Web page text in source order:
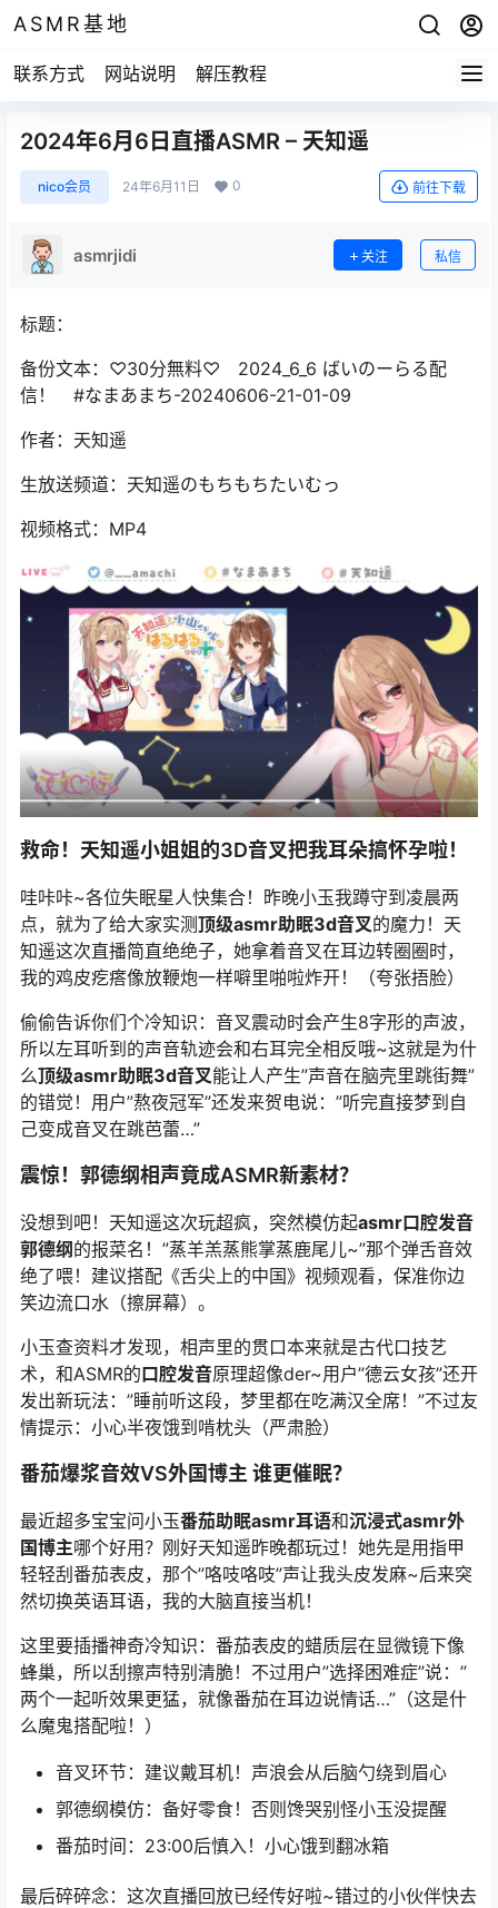
ASMR基地
联系方式 网站说明 解压教程
2024年6月6日直播ASMR – 天知遥
nico会员 24年6月11日 0 前往下载
asmrjidi 关注 私信
标题：
备份文本：♡30分無料♡ 2024_6_6 ばいのーらる配
信！ #なまあまち-20240606-21-01-09
作者：天知遥
生放送频道：天知遥のもちもちたいむっ
视频格式：MP4
救命！ 天知遥小姐姐的3D音叉把我耳朵搞怀孕啦！
哇咔咔~各位失眠星人快集合！昨晚小玉我蹲守到凌晨两
点，就为了给大家实测顶级asmr助眠3d音叉的魔力！ 天
知遥这次直播简直绝绝子，她拿着音叉在耳边转圈圈时，
我的鸡皮疙瘩像放鞭炮一样噼里啪啦炸开！（夸张捂脸）
偷偷告诉你们个冷知识：音叉震动时会产生8字形的声波，
所以左耳听到的声音轨迹会和右耳完全相反哦~这就是为什
么顶级asmr助眠3d音叉能让人产生”声音在脑壳里跳街舞”
的错觉！用户”熬夜冠军”还发来贺电说：”听完直接梦到自
己变成音叉在跳芭蕾…”
震惊！郭德纲相声竟成ASMR新素材？
没想到吧！ 天知遥这次玩超疯，突然模仿起asmr口腔发音
郭德纲的报菜名！”蒸羊羔蒸熊掌蒸鹿尾儿~”那个弹舌音效
绝了喂！建议搭配《舌尖上的中国》视频观看，保准你边
笑边流口水（擦屏幕）。
小玉查资料才发现，相声里的贯口本来就是古代口技艺
术，和ASMR的口腔发音原理超像der~用户”德云女孩”还开
发出新玩法：”睡前听这段，梦里都在吃满汉全席！”不过友
情提示：小心半夜饿到啃枕头（严肃脸）
番茄爆浆音效VS外国博主 谁更催眠？
最近超多宝宝问小玉番茄助眠asmr耳语和沉浸式asmr外
国博主哪个好用？刚好天知遥昨晚都玩过！她先是用指甲
轻轻刮番茄表皮，那个”咯吱咯吱”声让我头皮发麻~后来突
然切换英语耳语，我的大脑直接当机！
这里要插播神奇冷知识：番茄表皮的蜡质层在显微镜下像
蜂巢，所以刮擦声特别清脆！不过用户”选择困难症”说：”
两个一起听效果更猛，就像番茄在耳边说情话…”（这是什
么魔鬼搭配啦！）
音叉环节：建议戴耳机！声浪会从后脑勺绕到眉心
郭德纲模仿：备好零食！否则馋哭别怪小玉没提醒
番茄时间：23:00后慎入！小心饿到翻冰箱
最后碎碎念：这次直播回放已经传好啦~错过的小伙伴快去